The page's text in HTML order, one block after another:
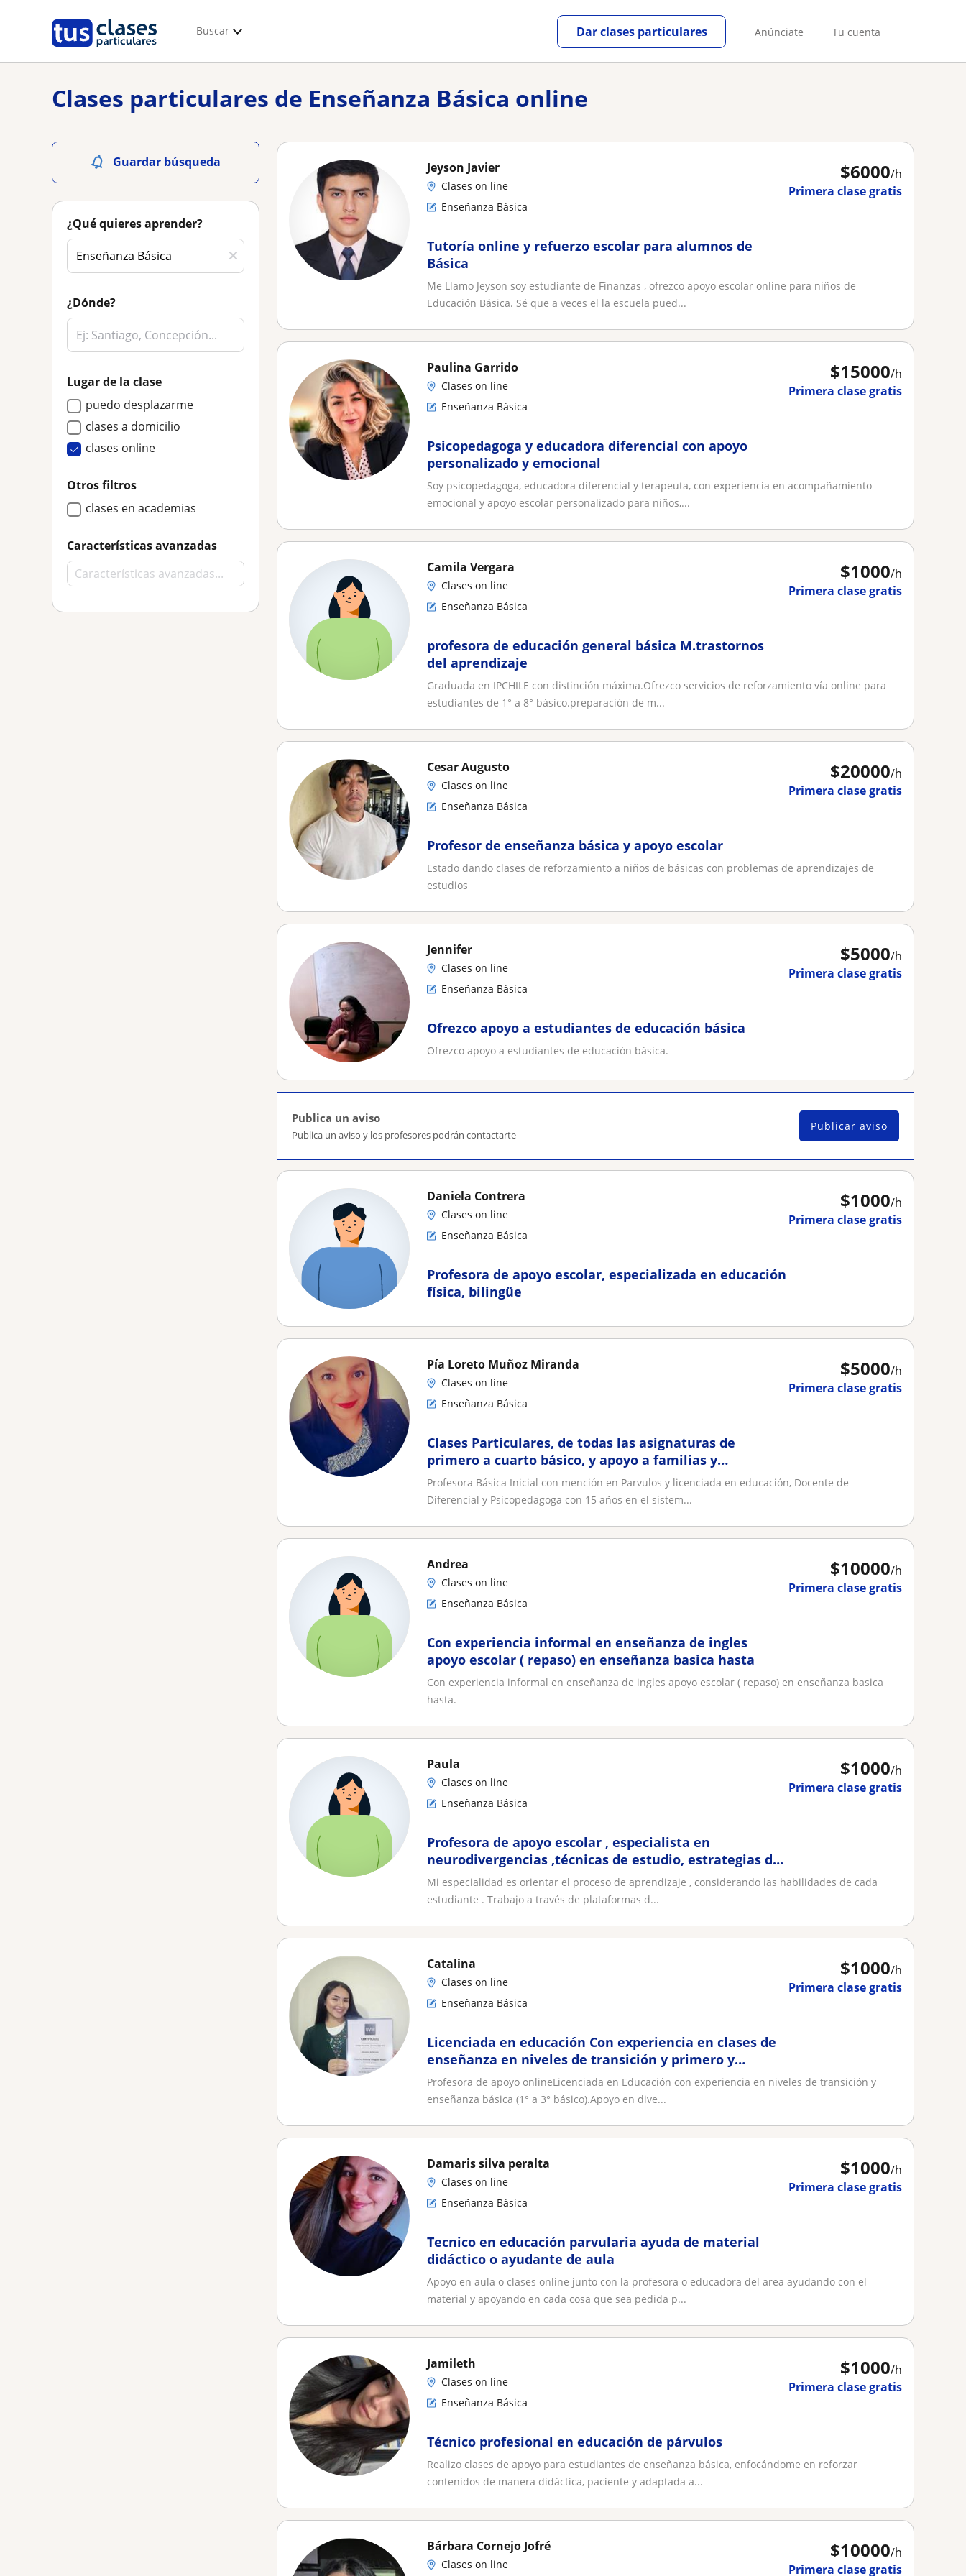
Buscar Anúnciate Tu cuenta
Dar clases particulares
Clases particulares de Enseñanza Básica online
Guardar búsqueda
¿Qué quieres aprender?
¿Dónde?
Lugar de la clase
puedo desplazarme
clases a domicilio
clases online
Otros filtros
clases en academias
Características avanzadas
$6000/h
Primera clase gratis
Jeyson Javier
Clases on line
Enseñanza Básica
Tutoría online y refuerzo escolar para alumnos de
Básica
Me Llamo Jeyson soy estudiante de Finanzas , ofrezco apoyo escolar online para niños de
Educación Básica. Sé que a veces el la escuela pued...
$15000/h
Primera clase gratis
Paulina Garrido
Clases on line
Enseñanza Básica
Psicopedagoga y educadora diferencial con apoyo
personalizado y emocional
Soy psicopedagoga, educadora diferencial y terapeuta, con experiencia en acompañamiento
emocional y apoyo escolar personalizado para niños,...
$1000/h
Primera clase gratis
Camila Vergara
Clases on line
Enseñanza Básica
profesora de educación general básica M.trastornos
del aprendizaje
Graduada en IPCHILE con distinción máxima.Ofrezco servicios de reforzamiento vía online para
estudiantes de 1° a 8° básico.preparación de m...
$20000/h
Primera clase gratis
Cesar Augusto
Clases on line
Enseñanza Básica
Profesor de enseñanza básica y apoyo escolar
Estado dando clases de reforzamiento a niños de básicas con problemas de aprendizajes de
estudios
$5000/h
Primera clase gratis
Jennifer
Clases on line
Enseñanza Básica
Ofrezco apoyo a estudiantes de educación básica
Ofrezco apoyo a estudiantes de educación básica.
Publica un aviso
Publica un aviso y los profesores podrán contactarte
Publicar aviso
$1000/h
Primera clase gratis
Daniela Contrera
Clases on line
Enseñanza Básica
Profesora de apoyo escolar, especializada en educación
física, bilingüe
$5000/h
Primera clase gratis
Pía Loreto Muñoz Miranda
Clases on line
Enseñanza Básica
Clases Particulares, de todas las asignaturas de
primero a cuarto básico, y apoyo a familias y
estudiantes con NEE
Profesora Básica Inicial con mención en Parvulos y licenciada en educación, Docente de
Diferencial y Psicopedagoga con 15 años en el sistem...
$10000/h
Primera clase gratis
Andrea
Clases on line
Enseñanza Básica
Con experiencia informal en enseñanza de ingles
apoyo escolar ( repaso) en enseñanza basica hasta
Con experiencia informal en enseñanza de ingles apoyo escolar ( repaso) en enseñanza basica
hasta.
$1000/h
Primera clase gratis
Paula
Clases on line
Enseñanza Básica
Profesora de apoyo escolar , especialista en
neurodivergencias ,técnicas de estudio, estrategias de
comprensión lectora, etc
Mi especialidad es orientar el proceso de aprendizaje , considerando las habilidades de cada
estudiante . Trabajo a través de plataformas d...
$1000/h
Primera clase gratis
Catalina
Clases on line
Enseñanza Básica
Licenciada en educación Con experiencia en clases de
enseñanza en niveles de transición y primero y
segundo básico de forma online
Profesora de apoyo onlineLicenciada en Educación con experiencia en niveles de transición y
enseñanza básica (1° a 3° básico).Apoyo en dive...
$1000/h
Primera clase gratis
Damaris silva peralta
Clases on line
Enseñanza Básica
Tecnico en educación parvularia ayuda de material
didáctico o ayudante de aula
Apoyo en aula o clases online junto con la profesora o educadora del area ayudando con el
material y apoyando en cada cosa que sea pedida p...
$1000/h
Primera clase gratis
Jamileth
Clases on line
Enseñanza Básica
Técnico profesional en educación de párvulos
Realizo clases de apoyo para estudiantes de enseñanza básica, enfocándome en reforzar
contenidos de manera didáctica, paciente y adaptada a...
$10000/h
Primera clase gratis
Bárbara Cornejo Jofré
Clases on line